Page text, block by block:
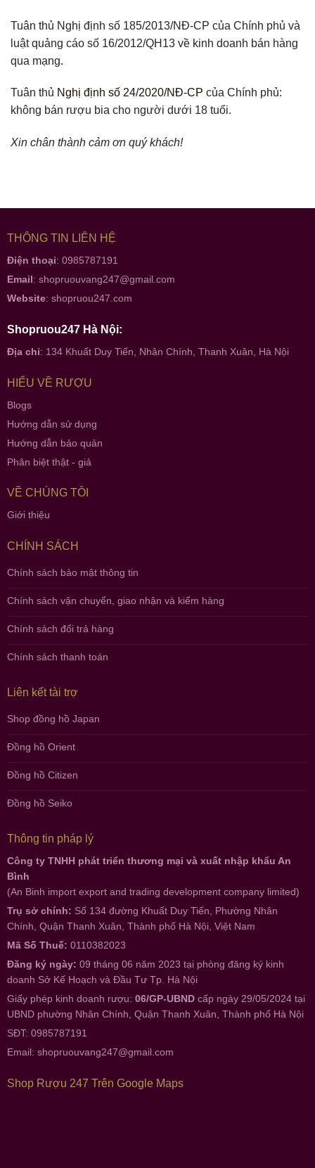
Tuân thủ Nghị định số 185/2013/NĐ-CP của Chính phủ và
luật quảng cáo số 16/2012/QH13 về kinh doanh bán hàng
qua mạng.
Tuân thủ Nghị định số 24/2020/NĐ-CP của Chính phủ:
không bán rượu bia cho người dưới 18 tuổi.
Xin chân thành cảm ơn quý khách!
THÔNG TIN LIÊN HỆ
Điện thoại: 0985787191
Email: shopruouvang247@gmail.com
Website: shopruou247.com
Shopruou247 Hà Nội:
Địa chỉ: 134 Khuất Duy Tiến, Nhân Chính, Thanh Xuân, Hà Nội
HIỂU VỀ RƯỢU
Blogs
Hướng dẫn sử dụng
Hướng dẫn bảo quản
Phân biệt thật - giả
VỀ CHÚNG TÔI
Giới thiệu
CHÍNH SÁCH
Chính sách bảo mật thông tin
Chính sách vận chuyển, giao nhận và kiểm hàng
Chính sách đổi trả hàng
Chính sách thanh toán
Liên kết tài trợ
Shop đồng hồ Japan
Đồng hồ Orient
Đồng hồ Citizen
Đồng hồ Seiko
Thông tin pháp lý
Công ty TNHH phát triển thương mại và xuất nhập khẩu An
Bình
(An Binh import export and trading development company limited)
Trụ sở chính: Số 134 đường Khuất Duy Tiến, Phường Nhân
Chính, Quận Thanh Xuân, Thành phố Hà Nội, Việt Nam
Mã Số Thuế: 0110382023
Đăng ký ngày: 09 tháng 06 năm 2023 tại phòng đăng ký kinh
doanh Sở Kế Hoạch và Đầu Tư Tp. Hà Nội
Giấy phép kinh doanh rượu: 06/GP-UBND cấp ngày 29/05/2024 tại
UBND phường Nhân Chính, Quận Thanh Xuân, Thành phố Hà Nội
SĐT: 0985787191
Email: shopruouvang247@gmail.com
Shop Rượu 247 Trên Google Maps